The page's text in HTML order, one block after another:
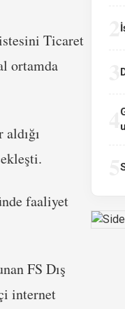
Ticaret
ortamda
faaliyet
FS Dış
internet